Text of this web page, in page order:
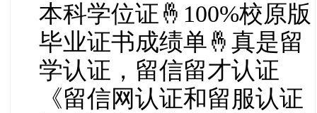
本科学位证🤞100%校原版
毕业证书成绩单🤞真是留
学认证，留信留才认证
《留信网认证和留服认证